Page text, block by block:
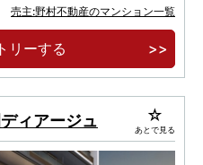
5分】多彩な商業・観光
売主:野村不動産のマンション一覧
リーする
ィアージュ あとで見る